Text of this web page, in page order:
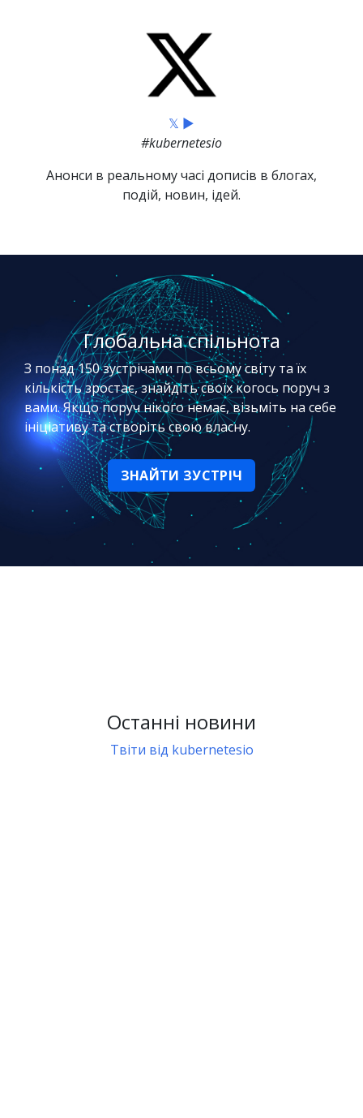
𝕏 ▶
#kubernetesio
Анонси в реальному часі дописів в блогах,
подій, новин, ідей.
Глобальна спільнота
З понад 150 зустрічами по всьому світу та їх
кількість зростає, знайдіть своїх когось поруч з
вами. Якщо поруч нікого немає, візьміть на себе
ініціативу та створіть свою власну.
ЗНАЙТИ ЗУСТРІЧ
Останні новини
Твіти від kubernetesio